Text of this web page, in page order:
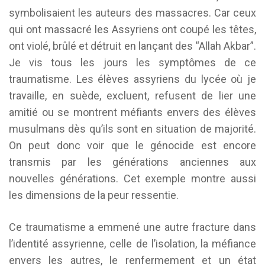
symbolisaient les auteurs des massacres. Car ceux
qui ont massacré les Assyriens ont coupé les têtes,
ont violé, brûlé et détruit en lançant des “Allah Akbar”.
Je vis tous les jours les symptômes de ce
traumatisme. Les élèves assyriens du lycée où je
travaille, en suède, excluent, refusent de lier une
amitié ou se montrent méfiants envers des élèves
musulmans dès qu’ils sont en situation de majorité.
On peut donc voir que le génocide est encore
transmis par les générations anciennes aux
nouvelles générations. Cet exemple montre aussi
les dimensions de la peur ressentie.
Ce traumatisme a emmené une autre fracture dans
l’identité assyrienne, celle de l’isolation, la méfiance
envers les autres, le renfermement et un état